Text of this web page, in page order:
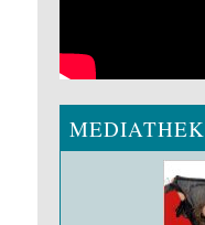
MEDIATHEK